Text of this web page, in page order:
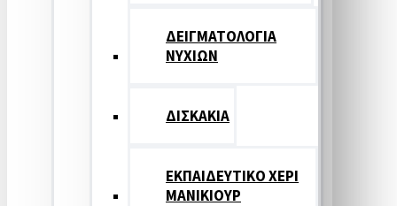
ΔΕΙΓΜΑΤΟΛΟΓΙΑ
ΝΥΧΙΩΝ
ΔΙΣΚΑΚΙΑ
ΕΚΠΑΙΔΕΥΤΙΚΟ ΧΕΡΙ
ΜΑΝΙΚΙΟΥΡ